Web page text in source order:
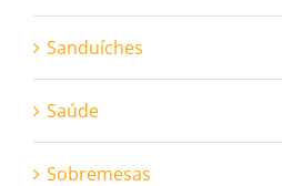
Sanduíches
Saúde
Sobremesas